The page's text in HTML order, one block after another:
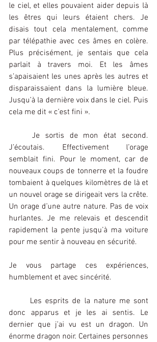
le ciel, et elles pouvaient aider depuis là
les êtres qui leurs étaient chers. Je
disais tout cela mentalement, comme
par télépathie avec ces âmes en colère.
Plus précisément, je sentais que cela
parlait à travers moi. Et les âmes
s’apaisaient les unes après les autres et
disparaissaient dans la lumière bleue.
Jusqu’à la dernière voix dans le ciel. Puis
cela me dit « c’est fini ».
J’écoutais. Effectivement l’orage
semblait fini. Pour le moment, car de
nouveaux coups de tonnerre et la foudre
tombaient à quelques kilomètres de là et
un nouvel orage se dirigeait vers la crête.
Un orage d’une autre nature. Pas de voix
hurlantes. Je me relevais et descendit
rapidement la pente jusqu’à ma voiture
pour me sentir à nouveau en sécurité.
Je vous partage ces expériences,
humblement et avec sincérité.
donc apparus et je les ai sentis. Le
dernier que j’ai vu est un dragon. Un
énorme dragon noir. Certaines personnes